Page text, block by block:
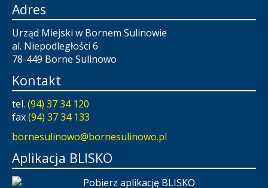
Adres
Urząd Miejski w Bornem Sulinowie
al. Niepodległości 6
78-449 Borne Sulinowo
Kontakt
tel. (94) 37 34 120
fax(94) 37 34 133
bornesulinowo@bornesulinowo.pl
Aplikacja BLISKO